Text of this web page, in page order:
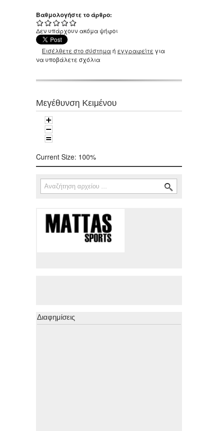
Βαθμολογήστε το άρθρο:
Δεν υπάρχουν ακόμα ψήφοι
Εισέλθετε στο σύστημαή εγγραφείτε για
να υποβάλετε σχόλια
Μεγέθυνση Κειμένου
Current Size: 100%
Φόρμα αναζήτησης
Αναζήτηση
Διαφημίσεις